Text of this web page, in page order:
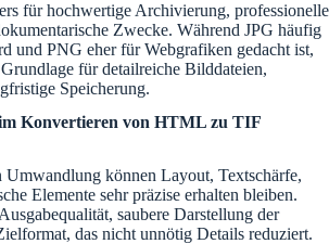
für hochwertige Archivierung, professionelle
Zwecke. Während JPG häufig
und PNG eher für Webgrafiken gedacht ist,
für detailreiche Bilddateien,
Speicherung.
Konvertieren von HTML zu TIF
können Layout, Textschärfe,
Elemente sehr präzise erhalten bleiben.
saubere Darstellung der
das nicht unnötig Details reduziert.